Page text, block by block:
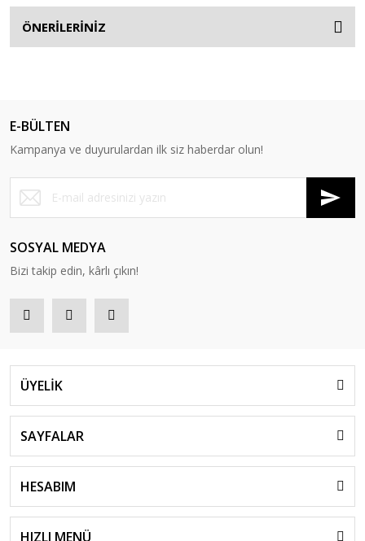
ÖNERİLERİNİZ
E-BÜLTEN
Kampanya ve duyurulardan ilk siz haberdar olun!
SOSYAL MEDYA
Bizi takip edin, kârlı çıkın!
ÜYELİK
SAYFALAR
HESABIM
HIZLI MENÜ